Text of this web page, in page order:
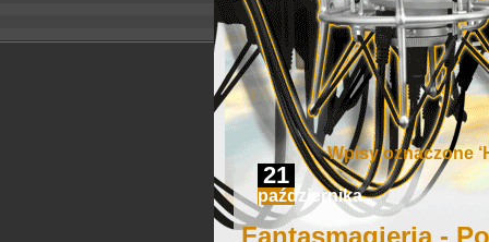
Wpisy oznaczone
21
października
Fantasmagieria -